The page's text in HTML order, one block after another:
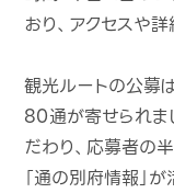
おり、アクセスや
観光ルートの公募
80通が寄せられま
だわり、応募者の
「通の別府情報」